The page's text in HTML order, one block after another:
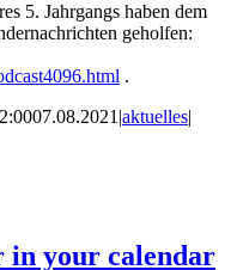
5. Jahrgangs haben dem
geholfen:
.
07.08.2021 |aktuelles|